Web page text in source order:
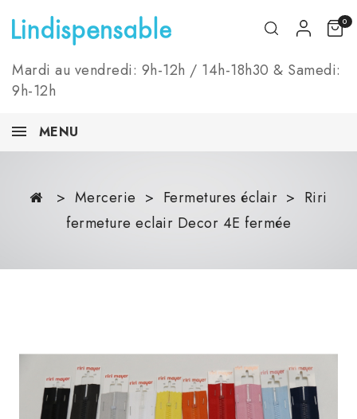
Mardi au vendredi: 9h-12h / 14h-18h30 & Samedi:
9h-12h
0
MENU
Mercerie Fermetures éclair
Riri
fermeture eclair Decor 4E fermée